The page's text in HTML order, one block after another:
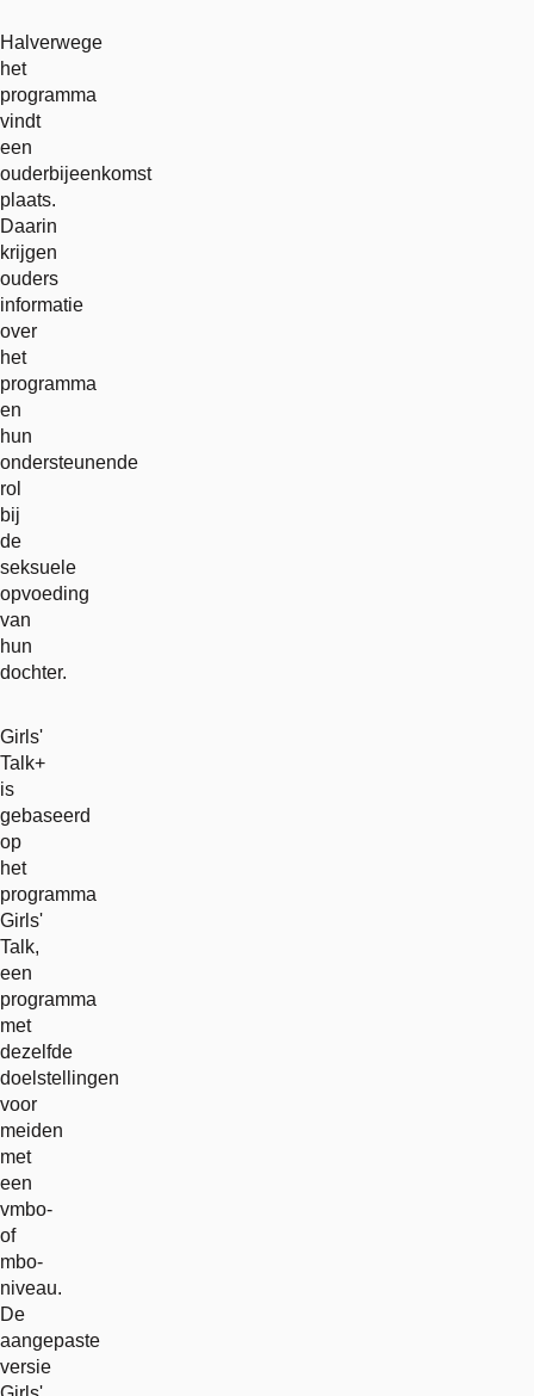
Halverwege
het
programma
vindt
een
ouderbijeenkomst
plaats.
Daarin
krijgen
ouders
informatie
over
het
programma
en
hun
ondersteunende
rol
bij
de
seksuele
opvoeding
van
hun
dochter.
Girls'
Talk+
is
gebaseerd
op
het
programma
Girls'
Talk,
een
programma
met
dezelfde
doelstellingen
voor
meiden
met
een
vmbo-
of
mbo-
niveau.
De
aangepaste
versie